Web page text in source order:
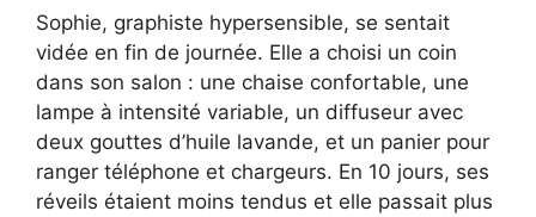
Sophie, graphiste hypersensible, se sentait
vidée en fin de journée. Elle a choisi un coin
dans son salon : une chaise confortable, une
lampe à intensité variable, un diffuseur avec
deux gouttes d’huile lavande, et un panier pour
ranger téléphone et chargeurs. En 10 jours, ses
réveils étaient moins tendus et elle passait plus